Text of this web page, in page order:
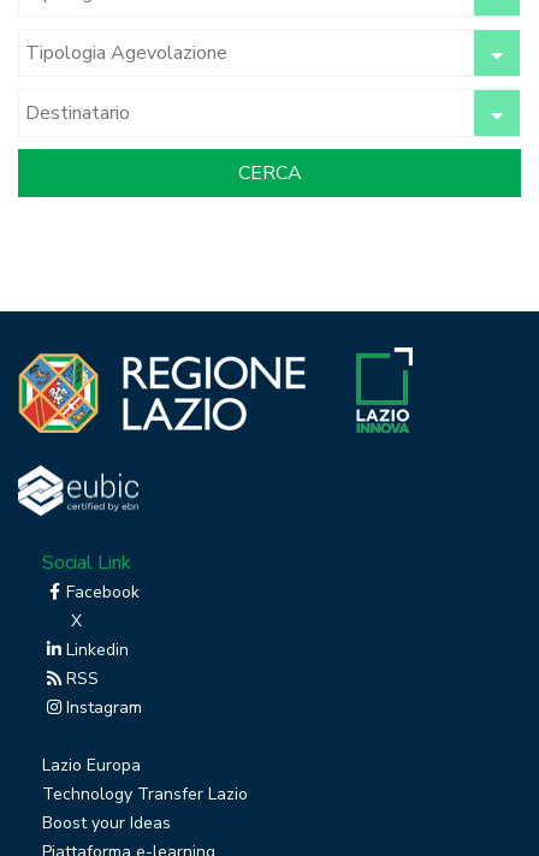
Social Link
Facebook
X
Linkedin
RSS
Instagram
Lazio Europa
Technology Transfer Lazio
Boost your Ideas